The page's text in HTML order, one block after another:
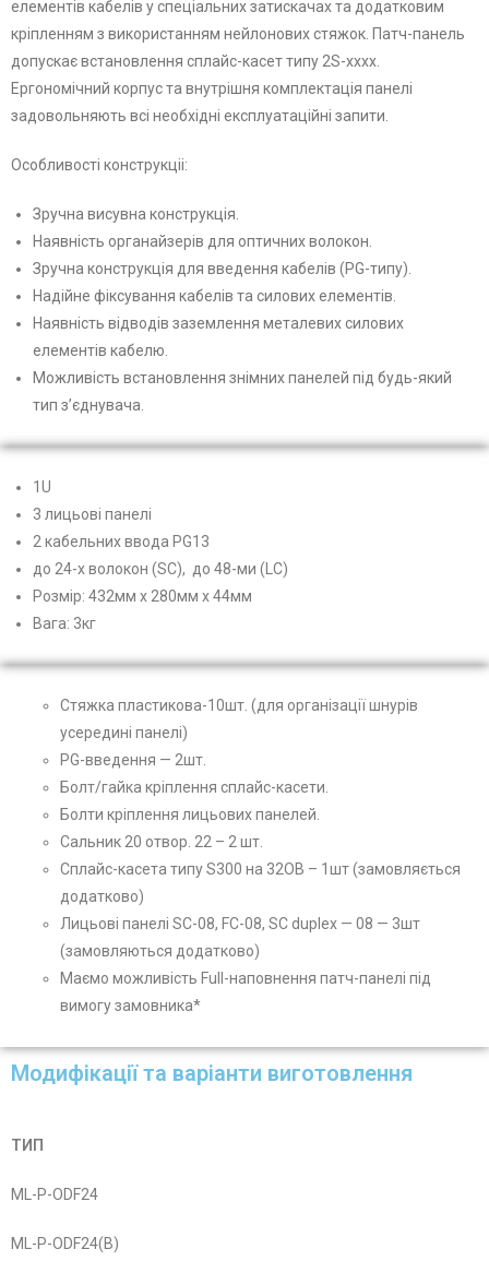
елементів кабелів у спеціальних затискачах та додатковим
кріпленням з використанням нейлонових стяжок. Патч-панель
допускає встановлення сплайс-касет типу 2S-хххх.
Ергономічний корпус та внутрішня комплектація панелі
задовольняють всі необхідні експлуатаційні запити.
Особливості конструкціі:
Зручна висувна конструкція.
Наявність органайзерів для оптичних волокон.
Зручна конструкція для введення кабелів (PG-типу).
Надійне фіксування кабелів та силових елементів.
Наявність відводів заземлення металевих силових
елементів кабелю.
Можливість встановлення знімних панелей під будь-який
тип з’єднувача.
1U
3 лицьові панелі
2 кабельних ввода PG13
до 24-х волокон (SC), до 48-ми (LC)
Розмір: 432мм х 280мм х 44мм
Вага: 3кг
Стяжка пластикова-10шт. (для організації шнурів
усередині панелі)
PG-введення — 2шт.
Болт/гайка кріплення сплайс-касети.
Болти кріплення лицьових панелей.
Сальник 20 отвор. 22 – 2 шт.
Сплайс-касета типу S300 на 32ОВ – 1шт (замовляється
додатково)
Лицьові панелі SC-08, FC-08, SС duplex — 08 — 3шт
(замовляються додатково)
Маємо можливість Full-наповнення патч-панелі під
вимогу замовника*
Модифікації та варіанти виготовлення
ТИП
ML-P-ODF24
ML-P-ODF24(B)